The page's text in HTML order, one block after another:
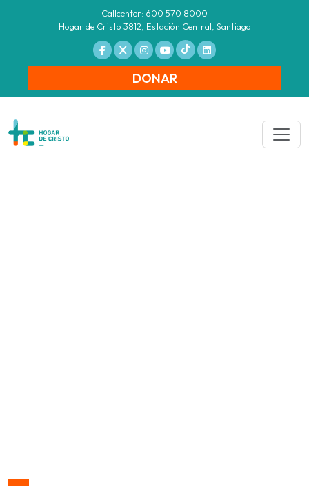
Callcenter: 600 570 8000
Hogar de Cristo 3812, Estación Central, Santiago
DONAR